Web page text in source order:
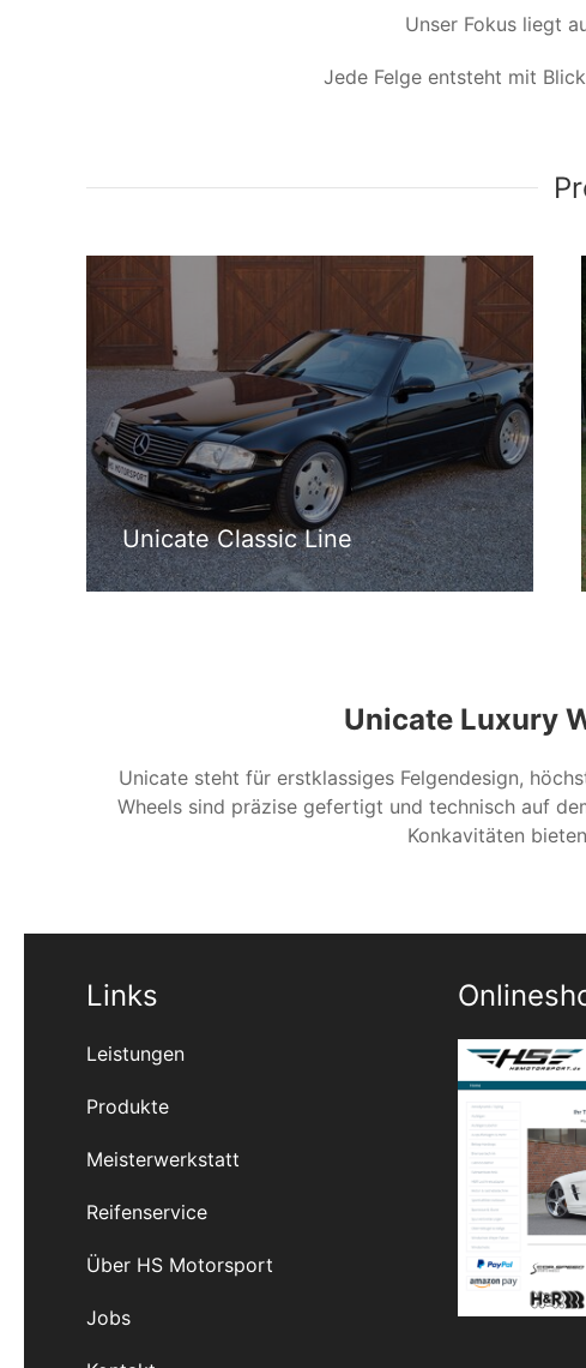
Unser Fokus liegt
Jede Felge entsteht mit
Unicate Classic Line
Unicate Luxury
Unicate steht für erstklassiges Felgendesign,
Wheels sind präzise gefertigt und technisch auf
Konkavitäten
Links
Leistungen
Produkte
Meisterwerkstatt
Reifenservice
Über HS Motorsport
Jobs